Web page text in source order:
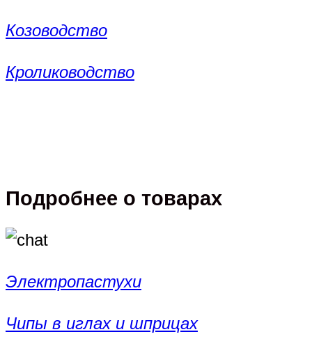
Козоводство
Кролиководство
Подробнее о товарах
Электропастухи
Чипы в иглах и шприцах